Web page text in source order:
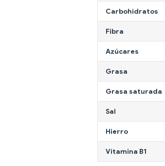
Carbohidratos
Fibra
Azúcares
Grasa
Grasa saturada
Sal
Hierro
Vitamina B1